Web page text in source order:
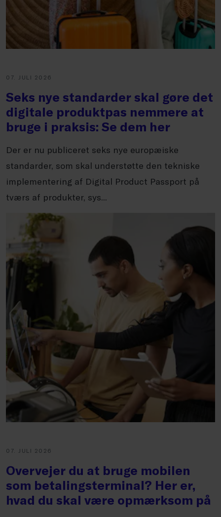
07. JULI 2026
Seks nye standarder skal gøre det
digitale produktpas nemmere at
bruge i praksis: Se dem her
Der er nu publiceret seks nye europæiske
standarder, som skal understøtte den tekniske
implementering af Digital Product Passport på
tværs af produkter, sys...
07. JULI 2026
Overvejer du at bruge mobilen
som betalingsterminal? Her er,
hvad du skal være opmærksom på